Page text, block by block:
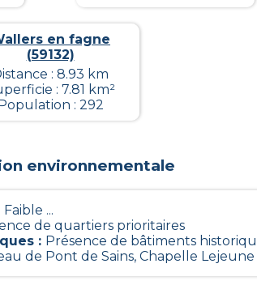
en fagne
(59132)
: 8.93 km
: 7.81 km²
Population : 292
environnementale
...
de quartiers prioritaires
: Présence de bâtiments
de Pont de Sains, Chapelle Lejeune